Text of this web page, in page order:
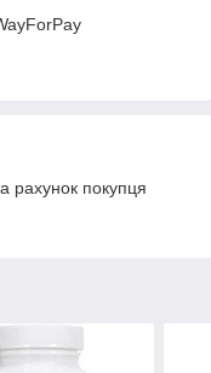
рахунок покупця